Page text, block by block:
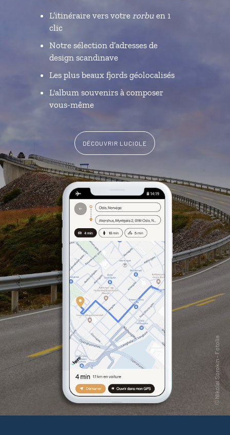
L’itinéraire vers votre rorbuen 1
clic
Notre sélection d’adresses de
design scandinave
Les plus beaux fjords géolocalisés
L'album souvenirs à composer
vous-même
DÉCOUVRIR LUCIOLE